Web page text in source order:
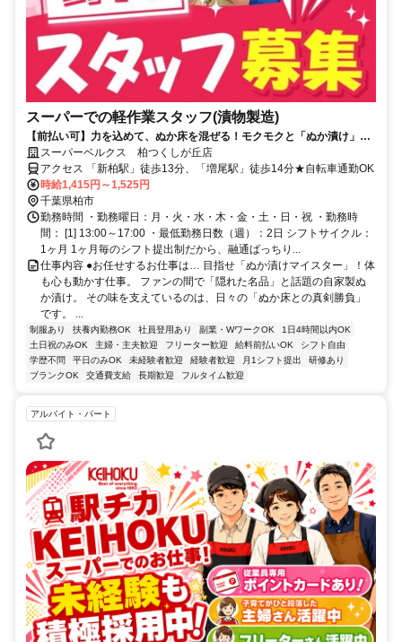
スーパーでの軽作業スタッフ(漬物製造)
【前払い可】力を込めて、ぬか床を混ぜる！モクモクと「ぬか漬け」を
作る仕事◎＜週2日＆3h～OK＞
スーパーベルクス 柏つくしが丘店
アクセス 「新柏駅」徒歩13分、「増尾駅」徒歩14分★自転車通勤OK
時給1,415円～1,525円
千葉県柏市
勤務時間 ・勤務曜日：月・火・水・木・金・土・日・祝 ・勤務時
間： [1] 13:00～17:00 ・最低勤務日数（週）：2日 シフトサイクル：
1ヶ月 1ヶ月毎のシフト提出制だから、融通ばっちり...
仕事内容 ●お任せするお仕事は… 目指せ「ぬか漬けマイスター」！体
も心も動かす仕事。 ファンの間で「隠れた名品」と話題の自家製ぬ
か漬け。 その味を支えているのは、日々の「ぬか床との真剣勝負」
です。 ...
制服あり 扶養内勤務OK 社員登用あり 副業・WワークOK
1日4時間以内OK
土日祝のみOK
主婦・主夫歓迎 フリーター歓迎 給料前払いOK
シフト自由
学歴不問
平日のみOK 未経験者歓迎 経験者歓迎 月1シフト提出
研修あり
ブランクOK
交通費支給 長期歓迎 フルタイム歓迎
アルバイト・パート